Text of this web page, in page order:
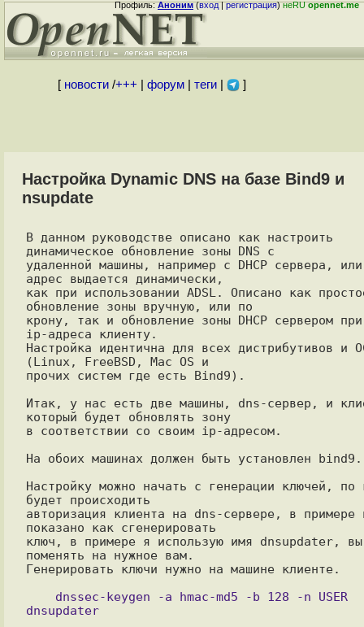
Профиль:Аноним(вход|регистрация)неRUopennet.me
[ новости/+++ форум| теги| ]
Настройка Dynamic DNS на базе Bind9 и
nsupdate
В данном руководстве описано как настроить
динамическое обновление зоны DNS с
удаленной машины, например с DHCP сервера,
адрес выдается динамически,
как при использовании ADSL. Описано как
обновление зоны вручную, или по
крону, так и обновление зоны DHCP сервером
ip-адреса клиенту.
Настройка идентична для всех дистрибутивов и
(Linux, FreeBSD, Mac OS и
прочих систем где есть Bind9).
Итак, у нас есть две машины, dns-сервер, и
который будет обновлять зону
в соответствии со своим ip-адресом.
На обоих машинах должен быть установлен bind9.
Настройку можно начать с генерации ключей, по
будет происходить
авторизация клиента на dns-сервере, в примере
показано как сгенерировать
ключ, в примере я использую имя dnsupdater, вы
поменять на нужное вам.
Генерировать ключи нужно на машине клиенте.
dnsupdater